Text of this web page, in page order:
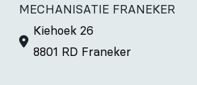
MECHANISATIE FRANEKER
Kiehoek 26
8801 RD Franeker